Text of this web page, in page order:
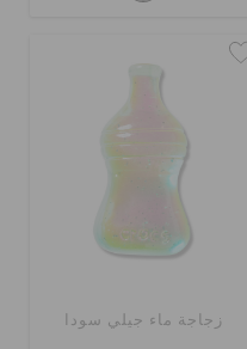
زجاجة ماء جيلي سودا